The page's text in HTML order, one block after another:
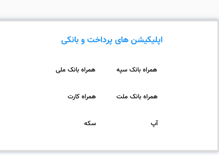
اپلیکیشن های پرداخت و بانکی
همراه بانک ملی همراه بانک سپه
همراه کارت همراه بانک ملت
سکه آپ